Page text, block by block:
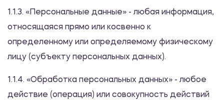
1.1.3. «Персональные данные» - любая информация,
относящаяся прямо или косвенно к
определенному или определяемому физическому
лицу (субъекту персональных данных).
1.1.4. «Обработка персональных данных» - любое
действие (операция) или совокупность действий